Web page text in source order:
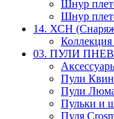
Шнур
Шнур
14. ХСН
03. ПУЛИ
Пули
Пули
Пульки и
Пуля